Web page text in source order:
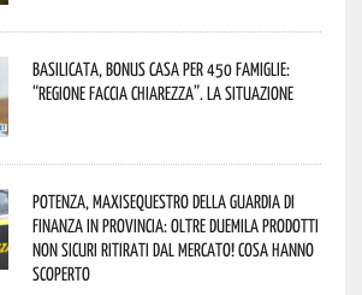
Basilicata, Bonus casa per 450 famiglie:
“Regione faccia chiarezza”. La situazione
Potenza, maxisequestro della Guardia di
Finanza in provincia: oltre duemila prodotti
non sicuri ritirati dal mercato! Cosa hanno
scoperto